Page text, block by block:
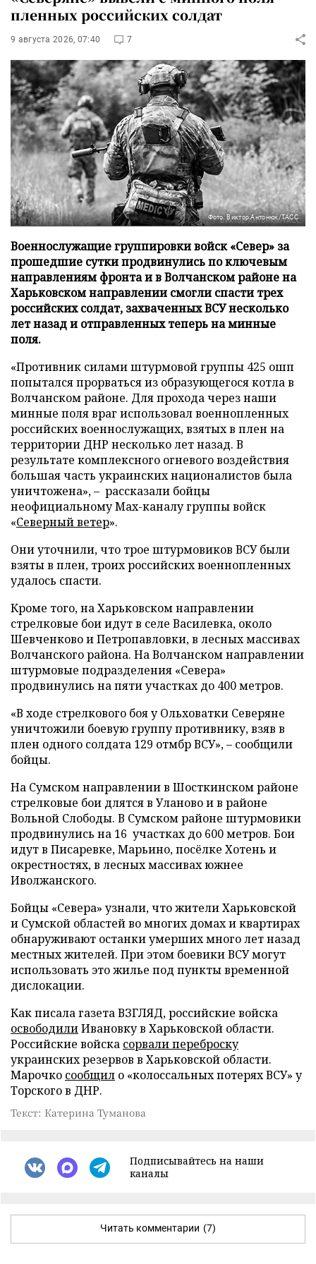
пленных российских солдат
9 августа 2026, 07:40 7
Фото: Виктор Антонюк/ТАСС
Военнослужащие группировки войск «Север» за
прошедшие сутки продвинулись по ключевым
направлениям фронта и в Волчанском районе на
Харьковском направлении смогли спасти трех
российских солдат, захваченных ВСУ несколько
лет назад и отправленных теперь на минные
поля.
«Противник силами штурмовой группы 425 ошп
попытался прорваться из образующегося котла в
Волчанском районе. Для прохода через наши
минные поля враг использовал военнопленных
российских военнослужащих, взятых в плен на
территории ДНР несколько лет назад. В
результате комплексного огневого воздействия
большая часть украинских националистов была
уничтожена», – рассказали бойцы
неофициальному Max-каналу группы войск
«Северный ветер».
Они уточнили, что трое штурмовиков ВСУ были
взяты в плен, троих российских военнопленных
удалось спасти.
Кроме того, на Харьковском направлении
стрелковые бои идут в селе Василевка, около
Шевченково и Петропавловки, в лесных массивах
Волчанского района. На Волчанском направлении
штурмовые подразделения «Севера»
продвинулись на пяти участках до 400 метров.
«В ходе стрелкового боя у Ольховатки Северяне
уничтожили боевую группу противнику, взяв в
плен одного солдата 129 отмбр ВСУ», – сообщили
бойцы.
На Сумском направлении в Шосткинском районе
стрелковые бои длятся в Уланово и в районе
Вольной Слободы. В Сумском районе штурмовики
продвинулись на 16 участках до 600 метров. Бои
идут в Писаревке, Марьино, посёлке Хотень и
окрестностях, в лесных массивах южнее
Иволжанского.
Бойцы «Севера» узнали, что жители Харьковской
и Сумской областей во многих домах и квартирах
обнаруживают останки умерших много лет назад
местных жителей. При этом боевики ВСУ могут
использовать это жилье под пункты временной
дислокации.
Как писала газета ВЗГЛЯД, российские войска
освободилиИвановку в Харьковской области.
Российские войска сорвали переброску
украинских резервов в Харьковской области.
Марочко сообщил о «колоссальных потерях ВСУ» у
Торского в ДНР.
Текст: Катерина Туманова
Подписывайтесь на наши
каналы
Читать комментарии (7)